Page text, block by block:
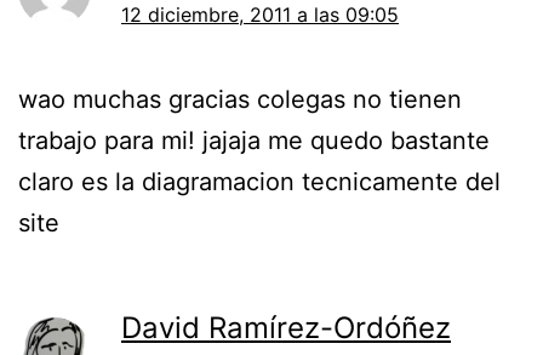
12 diciembre, 2011 a las 09:05
wao muchas gracias colegas no tienen
trabajo para mi! jajaja me quedo bastante
claro es la diagramacion tecnicamente del
site
David Ramírez-Ordóñez